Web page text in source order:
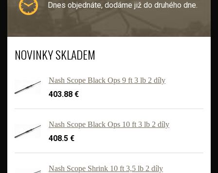
Dnes objednáte, dodáme již do druhého dne.
NOVINKY SKLADEM
Nash Scope Black Ops 9 ft 3 lb 2 díly
403.88 €
Nash Scope Black Ops 10 ft 3 lb 2 díly
408.5 €
Nash Scope Shrink 10 ft 3,5 lb 2 díly